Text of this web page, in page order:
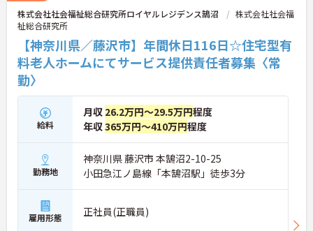
株式会社社会福祉総合研究所ロイヤルレジデンス鵠沼
株式会社社会福
祉総合研究所
【神奈川県／藤沢市】年間休日116日☆住宅型有
料老人ホームにてサービス提供責任者募集〈常
勤〉
給料
月収 26.2万円～29.5万円程度
年収365万円～410万円程度
勤務地
神奈川県 藤沢市 本鵠沼2-10-25
小田急江ノ島線「本鵠沼駅」徒歩3分
雇用形態 正社員(正職員)